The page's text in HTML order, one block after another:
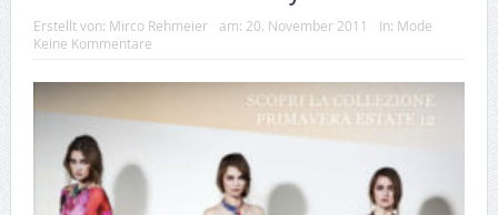
Erstellt von: Mirco Rehmeier am: 20. November 2011 In: Mode
Keine Kommentare